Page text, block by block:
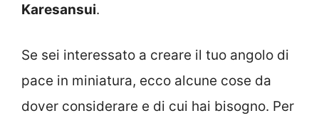
Karesansui.
Se sei interessato a creare il tuo angolo di
pace in miniatura, ecco alcune cose da
dover considerare e di cui hai bisogno. Per